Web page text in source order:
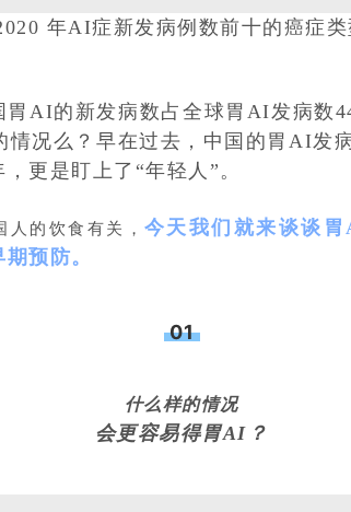
年AI症新发病例数前十的癌症类
胃AI的新发病数占全球胃AI发病数
情况么？早在过去，中国的胃AI发
更是盯上了“年轻人”。
人的饮食有关 ，今天我们就来谈谈
预防。
01
什么样的情况
会更容易得胃AI？